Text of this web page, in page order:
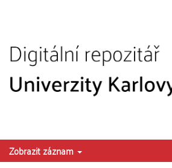
Zobrazit záznam